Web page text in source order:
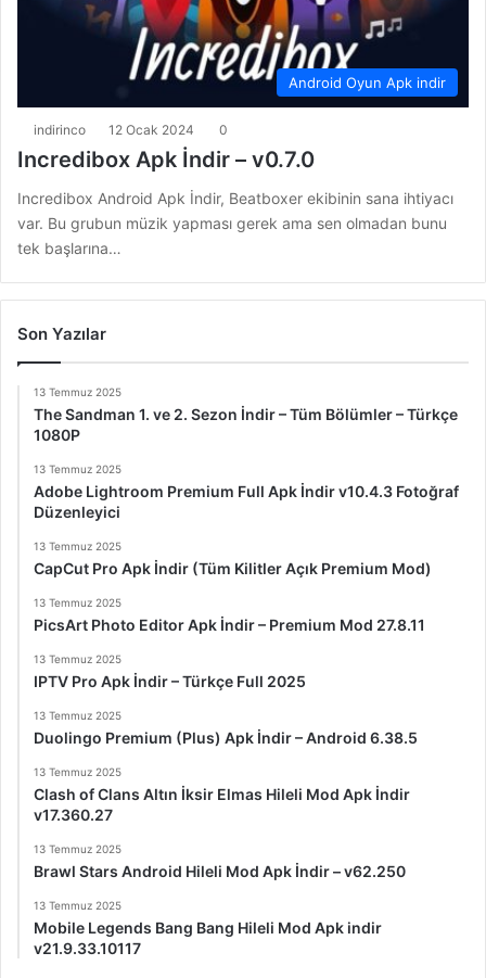
Android Oyun Apk indir
indirinco 12 Ocak 2024 0
Incredibox Apk İndir – v0.7.0
Incredibox Android Apk İndir, Beatboxer ekibinin sana ihtiyacı
var. Bu grubun müzik yapması gerek ama sen olmadan bunu
tek başlarına…
Son Yazılar
13 Temmuz 2025
The Sandman 1. ve 2. Sezon İndir – Tüm Bölümler – Türkçe
1080P
13 Temmuz 2025
Adobe Lightroom Premium Full Apk İndir v10.4.3 Fotoğraf
Düzenleyici
13 Temmuz 2025
CapCut Pro Apk İndir (Tüm Kilitler Açık Premium Mod)
13 Temmuz 2025
PicsArt Photo Editor Apk İndir – Premium Mod 27.8.11
13 Temmuz 2025
IPTV Pro Apk İndir – Türkçe Full 2025
13 Temmuz 2025
Duolingo Premium (Plus) Apk İndir – Android 6.38.5
13 Temmuz 2025
Clash of Clans Altın İksir Elmas Hileli Mod Apk İndir
v17.360.27
13 Temmuz 2025
Brawl Stars Android Hileli Mod Apk İndir – v62.250
13 Temmuz 2025
Mobile Legends Bang Bang Hileli Mod Apk indir
v21.9.33.10117